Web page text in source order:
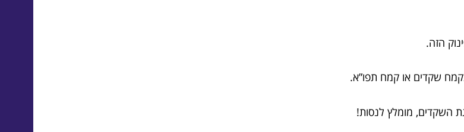
הזה.
שקדים או קמח תפו”א.
השקדים, מומלץ לנסות!